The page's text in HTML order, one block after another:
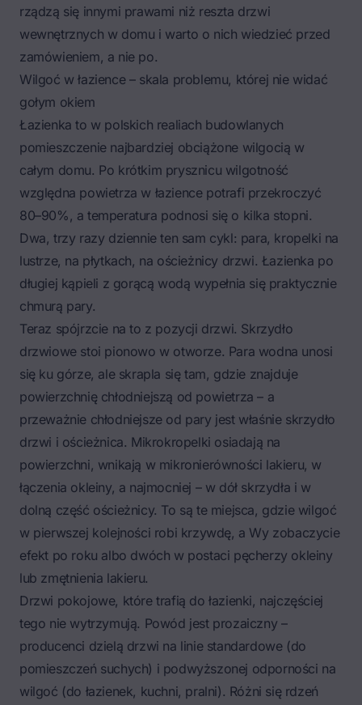
rządzą się innymi prawami niż reszta drzwi
wewnętrznych w domu i warto o nich wiedzieć przed
zamówieniem, a nie po.
Wilgoć w łazience – skala problemu, której nie widać
gołym okiem
Łazienka to w polskich realiach budowlanych
pomieszczenie najbardziej obciążone wilgocią w
całym domu. Po krótkim prysznicu wilgotność
względna powietrza w łazience potrafi przekroczyć
80–90%, a temperatura podnosi się o kilka stopni.
Dwa, trzy razy dziennie ten sam cykl: para, kropelki na
lustrze, na płytkach, na ościeżnicy drzwi. Łazienka po
długiej kąpieli z gorącą wodą wypełnia się praktycznie
chmurą pary.
Teraz spójrzcie na to z pozycji drzwi. Skrzydło
drzwiowe stoi pionowo w otworze. Para wodna unosi
się ku górze, ale skrapla się tam, gdzie znajduje
powierzchnię chłodniejszą od powietrza – a
przeważnie chłodniejsze od pary jest właśnie skrzydło
drzwi i ościeżnica. Mikrokropelki osiadają na
powierzchni, wnikają w mikronierówności lakieru, w
łączenia okleiny, a najmocniej – w dół skrzydła i w
dolną część ościeżnicy. To są te miejsca, gdzie wilgoć
w pierwszej kolejności robi krzywdę, a Wy zobaczycie
efekt po roku albo dwóch w postaci pęcherzy okleiny
lub zmętnienia lakieru.
Drzwi pokojowe, które trafią do łazienki, najczęściej
tego nie wytrzymują. Powód jest prozaiczny –
producenci dzielą drzwi na linie standardowe (do
pomieszczeń suchych) i podwyższonej odporności na
wilgoć (do łazienek, kuchni, pralni). Różni się rdzeń